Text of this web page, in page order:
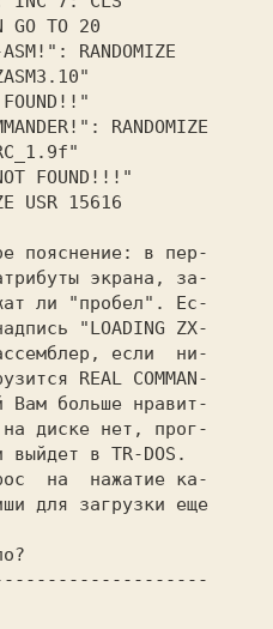
экрана, за-
ли "пробел". Ес-
если  ни-
больше нравит-
диске нет, прог-
в TR-DOS.
для загрузки еще